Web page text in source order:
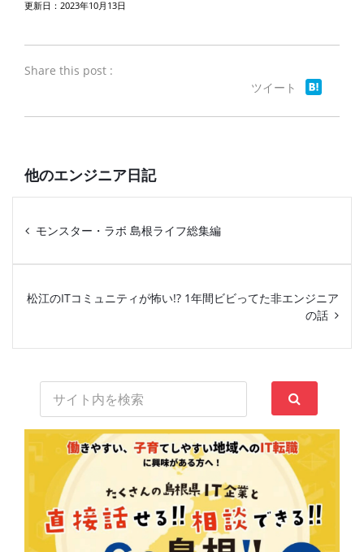
更新日：2023年10月13日
Share this post :
ツイート
他のエンジニア日記
モンスター・ラボ 島根ライフ総集編
松江のITコミュニティが怖い!? 1年間ビビってた非エンジニア
の話
内
検